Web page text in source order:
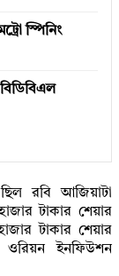
স্পিনিং
রবি আজিয়াটা
টাকার শেয়ার
টাকার শেয়ার
ওরিয়ন ইনফিউশন